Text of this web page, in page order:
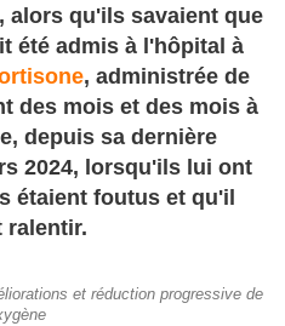
alors qu'ils savaient que
été admis à l'hôpital à
, administrée de
des mois et des mois à
depuis sa dernière
2024, lorsqu'ils lui ont
étaient foutus et qu'il
ralentir.
et réduction progressive de